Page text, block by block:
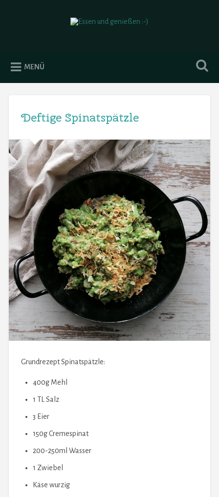
MENÜ
Deftige Spinatspätzle
Grundrezept Spinatspätzle:
400g Mehl
1 TL Salz
3 Eier
150g Cremespinat
200-250ml Wasser
1 Zwiebel
Käse wurzig